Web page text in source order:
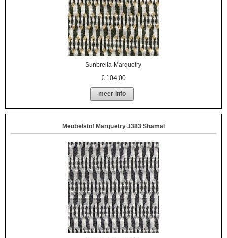
Sunbrella Marquetry
€ 104,00
meer info
Meubelstof Marquetry J383 Shamal